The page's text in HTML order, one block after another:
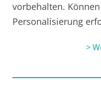
vorbehalten.
Personalisierung
>